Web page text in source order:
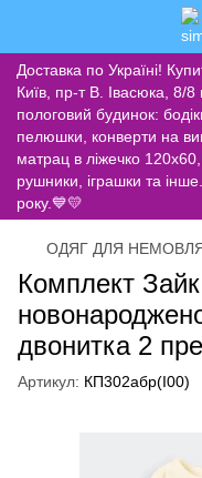
Доставка по Україні!
Київ, пр-т В. Івасюка, 8/
пологовий будинок:
пелюшки, конверти на
матрац в ліжечко
рушники, іграшки та
року.💙💛
ОДЯГ ДЛЯ
Комплект
двонитка 2
Артикул: КП302абр(I00)